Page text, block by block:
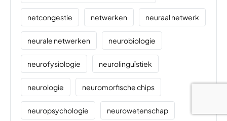
netcongestie netwerken neuraal netwerk
neurale netwerken neurobiologie
neurofysiologie neurolinguïstiek
neurologie neuromorfische chips
neuropsychologie neurowetenschap